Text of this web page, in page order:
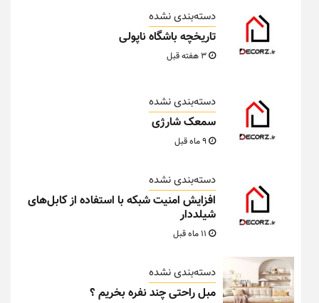
دسته‌بندی نشده
تاریخچه باشگاه ناپولی
دسته‌بندی نشده
سمعک شارژی
دسته‌بندی نشده
افزایش امنیت شبکه با استفاده از کابل‌های
شیلددار
دسته‌بندی نشده
مبل راحتی چند نفره بخریم ؟